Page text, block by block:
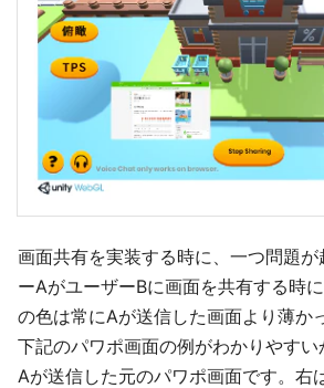
画面共有を実装する時に、一つ問題
ーAがユーザーBに画面を共有する時
の色は常にAが送信した画面より薄か
下記のパワポ画面の例がわかりやす
Aが送信した元のパワポ画面です。右